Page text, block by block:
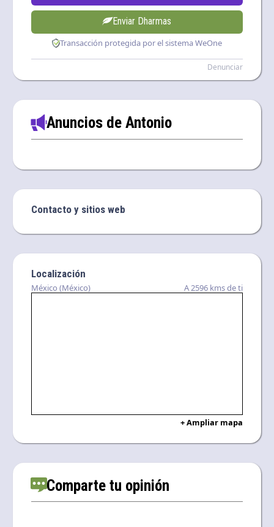
Comparte tu opinión
Enviar Dharmas
Transacción protegida por el sistema WeOne
Denunciar
Anuncios de Antonio
Contacto y sitios web
Localización
México (México) A 2596 kms de ti
+ Ampliar mapa